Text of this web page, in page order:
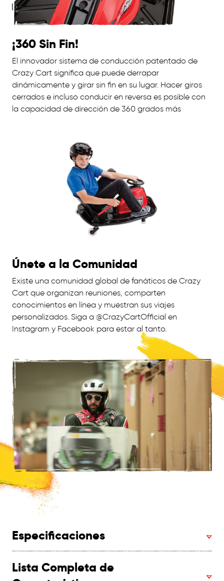
¡360 Sin Fin!
El innovador sistema de conducción patentado de
Crazy Cart significa que puede derrapar
dinámicamente y girar sin fin en su lugar. Hacer giros
cerrados e incluso conducir en reversa es posible con
la capacidad de dirección de 360 ​​grados más
Únete a la Comunidad
Existe una comunidad global de fanáticos de Crazy
Cart que organizan reuniones, comparten
conocimientos en línea y muestran sus viajes
personalizados. Siga a @CrazyCartOfficial en
Instagram y Facebook para estar al tanto.
Especificaciones
Lista Completa de